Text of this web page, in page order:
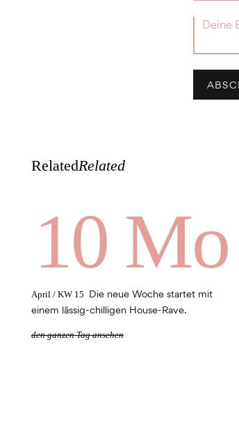
RelatedRelated
10 Mo
April / KW 15 Die neue Woche startet mit
einem lässig-chilligen House-Rave.
den ganzen Tag ansehen